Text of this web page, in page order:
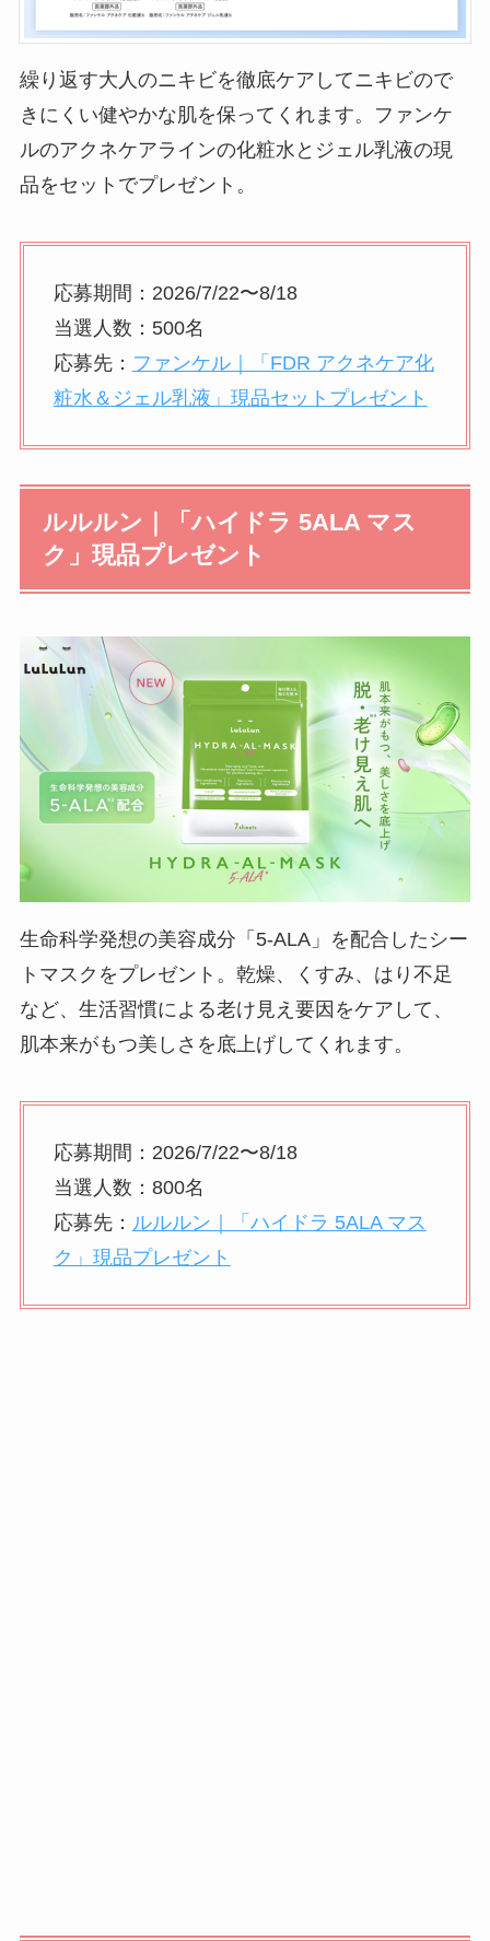
繰り返す大人のニキビを徹底ケアしてニキビので
きにくい健やかな肌を保ってくれます。ファンケ
ルのアクネケアラインの化粧水とジェル乳液の現
品をセットでプレゼント。
応募期間：2026/7/22〜8/18
当選人数：500名
応募先： ファンケル｜「FDR アクネケア化
粧水＆ジェル乳液」現品セットプレゼント
ルルルン｜「ハイドラ 5ALA マス
ク」現品プレゼント
生命科学発想の美容成分「5-ALA」を配合したシー
トマスクをプレゼント。乾燥、くすみ、はり不足
など、生活習慣による老け見え要因をケアして、
肌本来がもつ美しさを底上げしてくれます。
応募期間：2026/7/22〜8/18
当選人数：800名
応募先： ルルルン｜「ハイドラ 5ALA マス
ク」現品プレゼント